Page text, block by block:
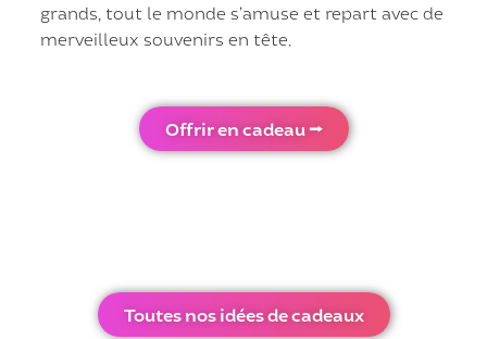
grands, tout le monde s’amuse et repart avec de
merveilleux souvenirs en tête.
Offrir en cadeau ⭢
Toutes nos idées de cadeaux